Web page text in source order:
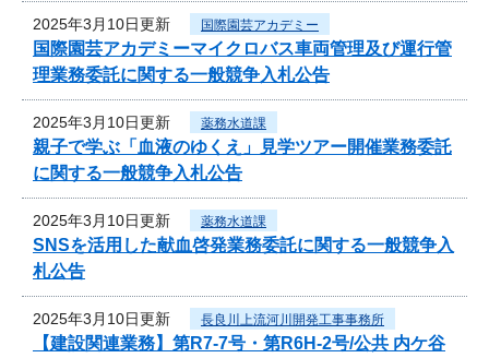
2025年3月10日更新 国際園芸アカデミー
国際園芸アカデミーマイクロバス車両管理及び運行管
理業務委託に関する一般競争入札公告
2025年3月10日更新 薬務水道課
親子で学ぶ「血液のゆくえ」見学ツアー開催業務委託
に関する一般競争入札公告
2025年3月10日更新 薬務水道課
SNSを活用した献血啓発業務委託に関する一般競争入
札公告
2025年3月10日更新 長良川上流河川開発工事事務所
【建設関連業務】第R7-7号・第R6H-2号/公共 内ケ谷